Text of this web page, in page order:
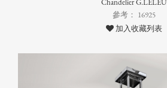
Chandelier G.LELEU
參考： 16925
加入收藏列表